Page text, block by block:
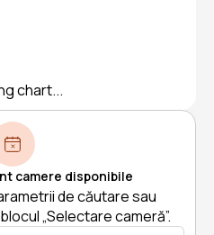
chart...
camere disponibile
de căutare sau
„Selectare cameră”.